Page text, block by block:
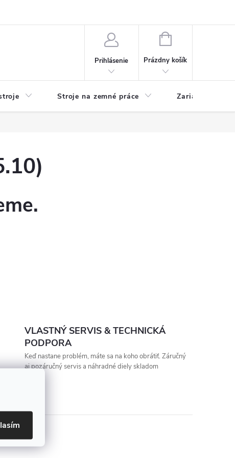
Prihlásenie
NÁKUPNÝ
Prázdny košík
Stroje na zemné práce Zariadenia na
VLASTNÝ SERVIS & TECHNICKÁ
PODPORA
Keď nastane problém, máte sa na koho obrátiť. Záručný
aj pozáručný servis a náhradné diely skladom